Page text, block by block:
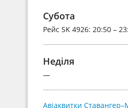
Субота
Рейс SK 4926: 20:50 –
Неділя
—
Авіаквитки